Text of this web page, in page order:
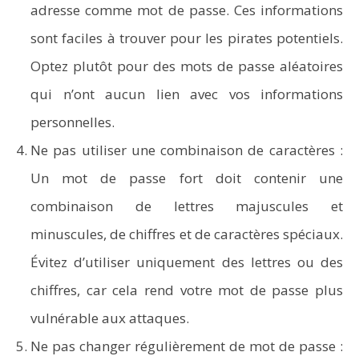
adresse comme mot de passe. Ces informations
sont faciles à trouver pour les pirates potentiels.
Optez plutôt pour des mots de passe aléatoires
qui n’ont aucun lien avec vos informations
personnelles.
Ne pas utiliser une combinaison de caractères :
Un mot de passe fort doit contenir une
combinaison de lettres majuscules et
minuscules, de chiffres et de caractères spéciaux.
Évitez d’utiliser uniquement des lettres ou des
chiffres, car cela rend votre mot de passe plus
vulnérable aux attaques.
Ne pas changer régulièrement de mot de passe :